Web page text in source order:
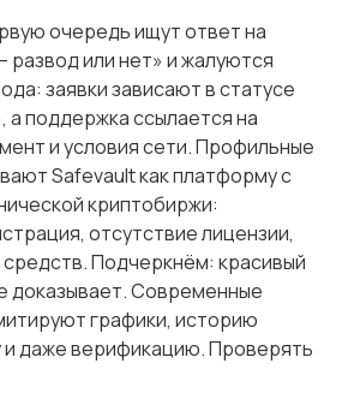
очередь ищут ответ на
развод или нет» и жалуются
заявки зависают в статусе
а поддержка ссылается на
и условия сети. Профильные
Safevault как платформу с
криптобиржи:
отсутствие лицензии,
Подчеркнём: красивый
доказывает. Современные
графики, историю
даже верификацию. Проверять